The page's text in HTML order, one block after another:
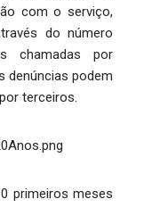
com o serviço,
do número
chamadas por
denúncias podem
terceiros.
primeiros meses